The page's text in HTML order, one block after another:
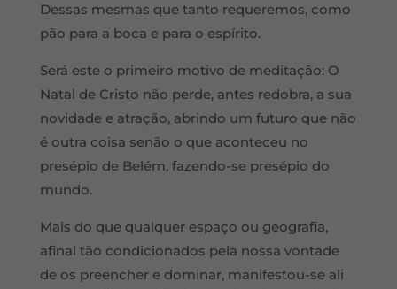
Dessas mesmas que tanto requeremos, como
pão para a boca e para o espírito.
Será este o primeiro motivo de meditação: O
Natal de Cristo não perde, antes redobra, a sua
novidade e atração, abrindo um futuro que não
é outra coisa senão o que aconteceu no
presépio de Belém, fazendo-se presépio do
mundo.
Mais do que qualquer espaço ou geografia,
afinal tão condicionados pela nossa vontade
de os preencher e dominar, manifestou-se ali